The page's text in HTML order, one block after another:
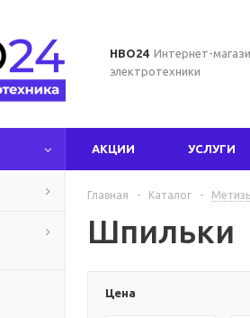
НВО24 Интернет-
электротехники
АКЦИИ УСЛУГИ
Главная - Каталог -
Шпильки
Цена